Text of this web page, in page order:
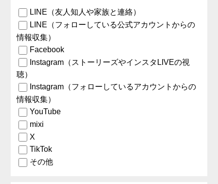
LINE（友人知人や家族と連絡）
LINE（フォローしている公式アカウントからの
情報収集）
Facebook
Instagram（ストーリーズやインスタLIVEの視
聴）
Instagram（フォローしているアカウントからの
情報収集）
YouTube
mixi
X
TikTok
その他